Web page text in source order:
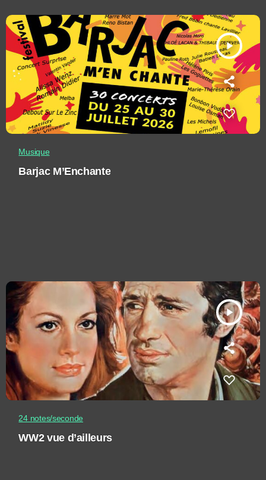
play_arrow
Musique
Barjac M’Enchante
play_arrow
24 notes/seconde
WW2 vue d’ailleurs